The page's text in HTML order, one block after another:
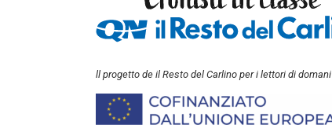
ll progetto de il Resto del Carlino per i lettori di domani